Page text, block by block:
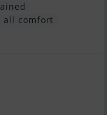
all comfort